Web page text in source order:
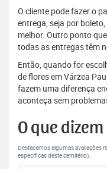
O cliente pode fazer o
entrega, seja por
melhor. Outro ponto
todas as entregas têm
Então, quando for
de flores em Várzea
fazem uma diferença
aconteça sem
O que
Destacamos algumas avaliações
específicas deste cemitério).